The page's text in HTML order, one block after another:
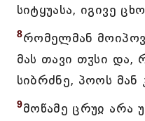
სიტყუასა, იგივე
8რომელმან
მას თავი თჳსი და,
სიბრძნე, პოოს
9მოწამე ცრუჲ არა